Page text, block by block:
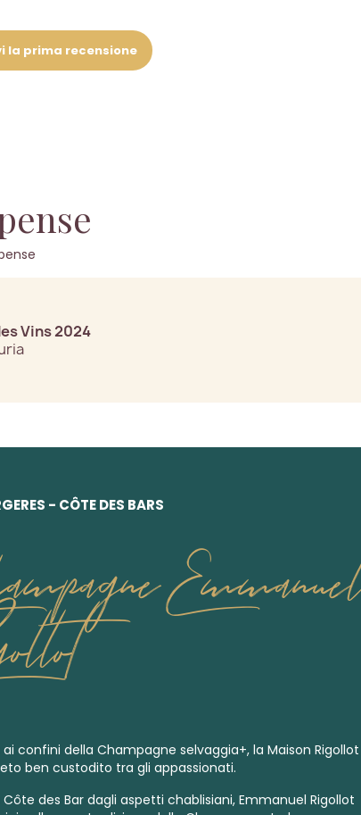
la prima recensione
Vins 2024
- CÔTE DES BARS
Emmanuel
confini della Champagne selvaggia+, la Maison Rigollot
ben custodito tra gli appassionati.
des Bar dagli aspetti chablisiani, Emmanuel Rigollot